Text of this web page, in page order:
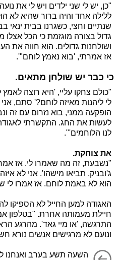
"כן, יש לי שני ילדים ויש לי את
ללילה אחד והיה ברור שהיא לא
שנתיים וחצי, כשגרנו בבית ינאי
גדול בצורה מוגזמת כי הכל אצלו
ושולחנות גדולים. הוא חווה את
אז אמרתי, 'בוא נאמץ לוחם"'.
כי כבר יש שולחן מתאים.
"כולם צחקו עליי, 'היא רוצה
לי ליהנות מאיזה לוחם?' סתם,
הופקעה ממני, בוא נזרום עם זה
לעשות את החג. התקשרתי לאגודה
לנו הלוחמים'".
את צוחקת.
"נשבעת, זה מה שאמרו לי. אז
ג'ובניק, תביאו מישהו'. אני לא
הוא לא באמת לוחם. אז אמרו לי
האגודה למען החייל לא הספיקו
חיילת מעמותה אחרת. "בטלפון
התרגשה, 'או מיי גאד'. מהרגע
ונועם לא מרגישים אנשים נורא
השעה תשע בערב ואנחנו